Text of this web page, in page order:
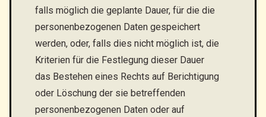
falls möglich die geplante Dauer, für die die
personenbezogenen Daten gespeichert
werden, oder, falls dies nicht möglich ist, die
Kriterien für die Festlegung dieser Dauer
das Bestehen eines Rechts auf Berichtigung
oder Löschung der sie betreffenden
personenbezogenen Daten oder auf